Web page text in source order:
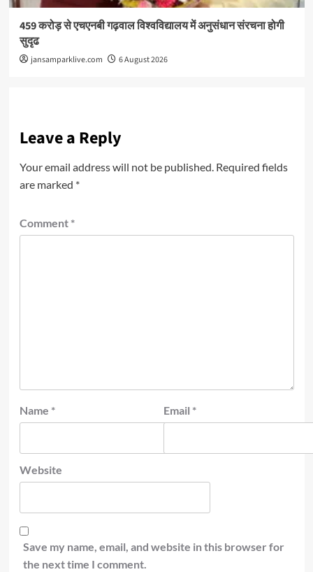
459 करोड़ से एचएनबी गढ़वाल विश्वविद्यालय में अनुसंधान संरचना होगी
सुदृढ
jansamparklive.com 6 August 2026
Leave a Reply
Your email address will not be published. Required fields
are marked *
Comment *
Name * Email *
Website
Save my name, email, and website in this browser for
the next time I comment.